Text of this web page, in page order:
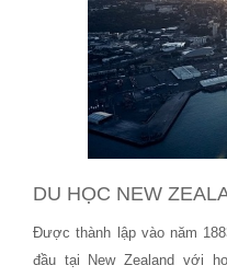
DU HỌC NEW
Được thành lập vào năm
đầu tại New Zealand với